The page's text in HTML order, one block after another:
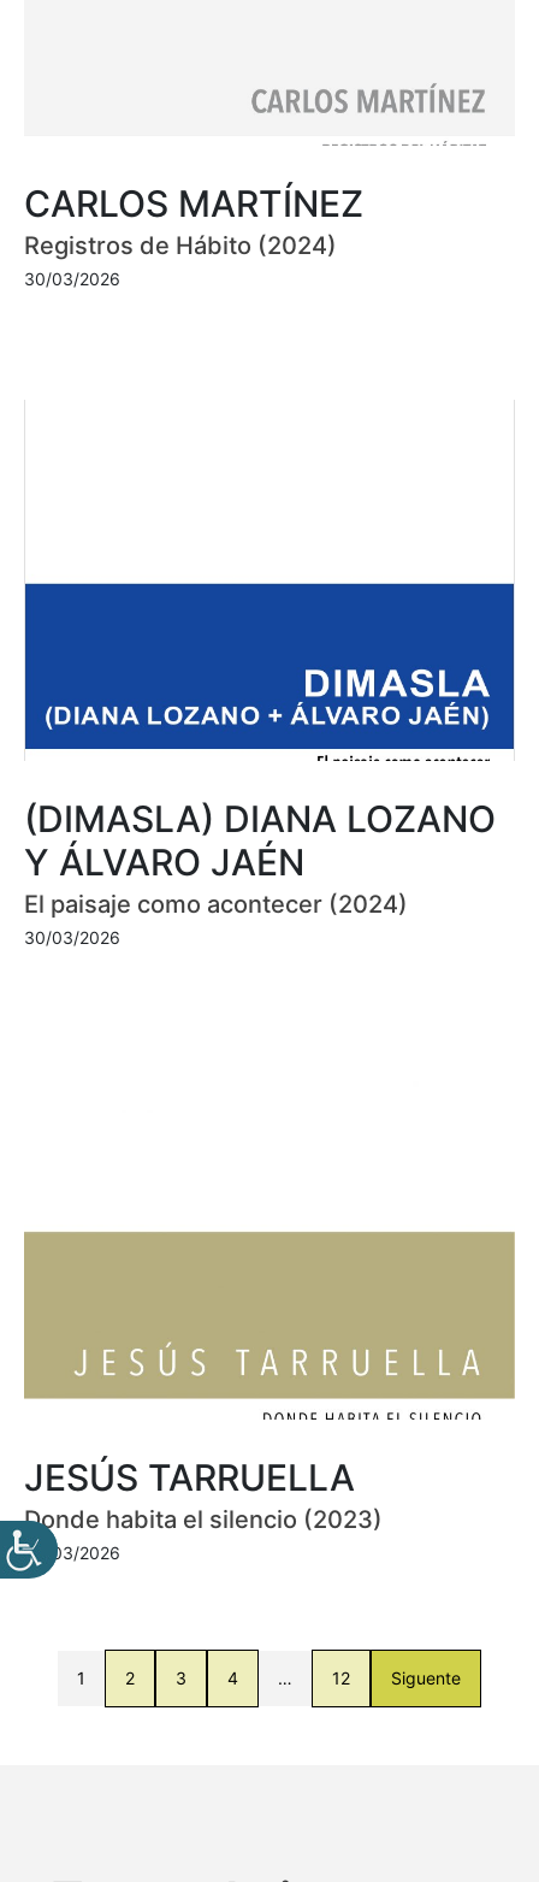
CARLOS MARTÍNEZ
Registros de Hábito (2024)
30/03/2026
(DIMASLA) DIANA LOZANO
Y ÁLVARO JAÉN
El paisaje como acontecer (2024)
30/03/2026
JESÚS TARRUELLA
Donde habita el silencio (2023)
30/03/2026
1 2 3 4 … 12 Siguente